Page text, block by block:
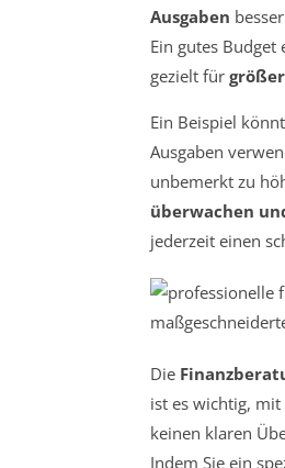
Ausgaben
Ein gutes
gezielt für
Ein Beispiel
Ausgaben
unbemerkt zu
überwachen
jederzeit einen
Die
ist es wichtig,
keinen klaren
Indem Sie ein